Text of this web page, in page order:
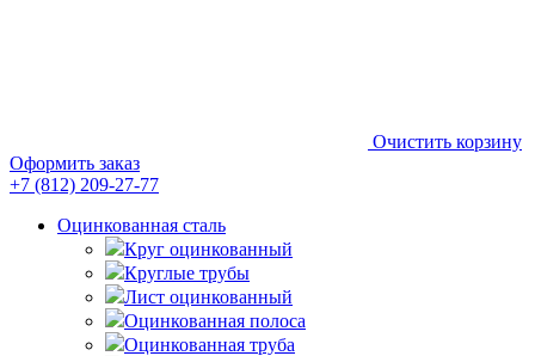
Очистить корзину
Оформить заказ
+7 (812) 209-27-77
Оцинкованная сталь
Круг оцинкованный
Круглые трубы
Лист оцинкованный
Оцинкованная полоса
Оцинкованная труба